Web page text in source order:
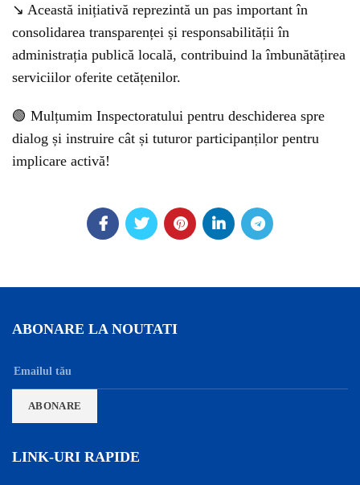
↘ Această inițiativă reprezintă un pas important în
consolidarea transparenței și responsabilității în
administrația publică locală, contribuind la îmbunătățirea
serviciilor oferite cetățenilor.
🟢 Mulțumim Inspectoratului pentru deschiderea spre
dialog și instruire cât și tuturor participanților pentru
implicare activă!
ABONARE LA NOUTATI
LINK-URI RAPIDE